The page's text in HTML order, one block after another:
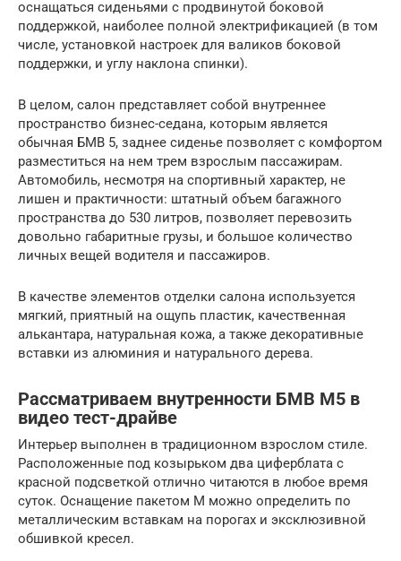
оснащаться сиденьями с продвинутой боковой
поддержкой, наиболее полной электрификацией (в том
числе, установкой настроек для валиков боковой
поддержки, и углу наклона спинки).
В целом, салон представляет собой внутреннее
пространство бизнес-седана, которым является
обычная БМВ 5, заднее сиденье позволяет с комфортом
разместиться на нем трем взрослым пассажирам.
Автомобиль, несмотря на спортивный характер, не
лишен и практичности: штатный объем багажного
пространства до 530 литров, позволяет перевозить
довольно габаритные грузы, и большое количество
личных вещей водителя и пассажиров.
В качестве элементов отделки салона используется
мягкий, приятный на ощупь пластик, качественная
алькантара, натуральная кожа, а также декоративные
вставки из алюминия и натурального дерева.
Рассматриваем внутренности БМВ М5 в
видео тест-драйве
Интерьер выполнен в традиционном взрослом стиле.
Расположенные под козырьком два циферблата с
красной подсветкой отлично читаются в любое время
суток. Оснащение пакетом М можно определить по
металлическим вставкам на порогах и эксклюзивной
обшивкой кресел.